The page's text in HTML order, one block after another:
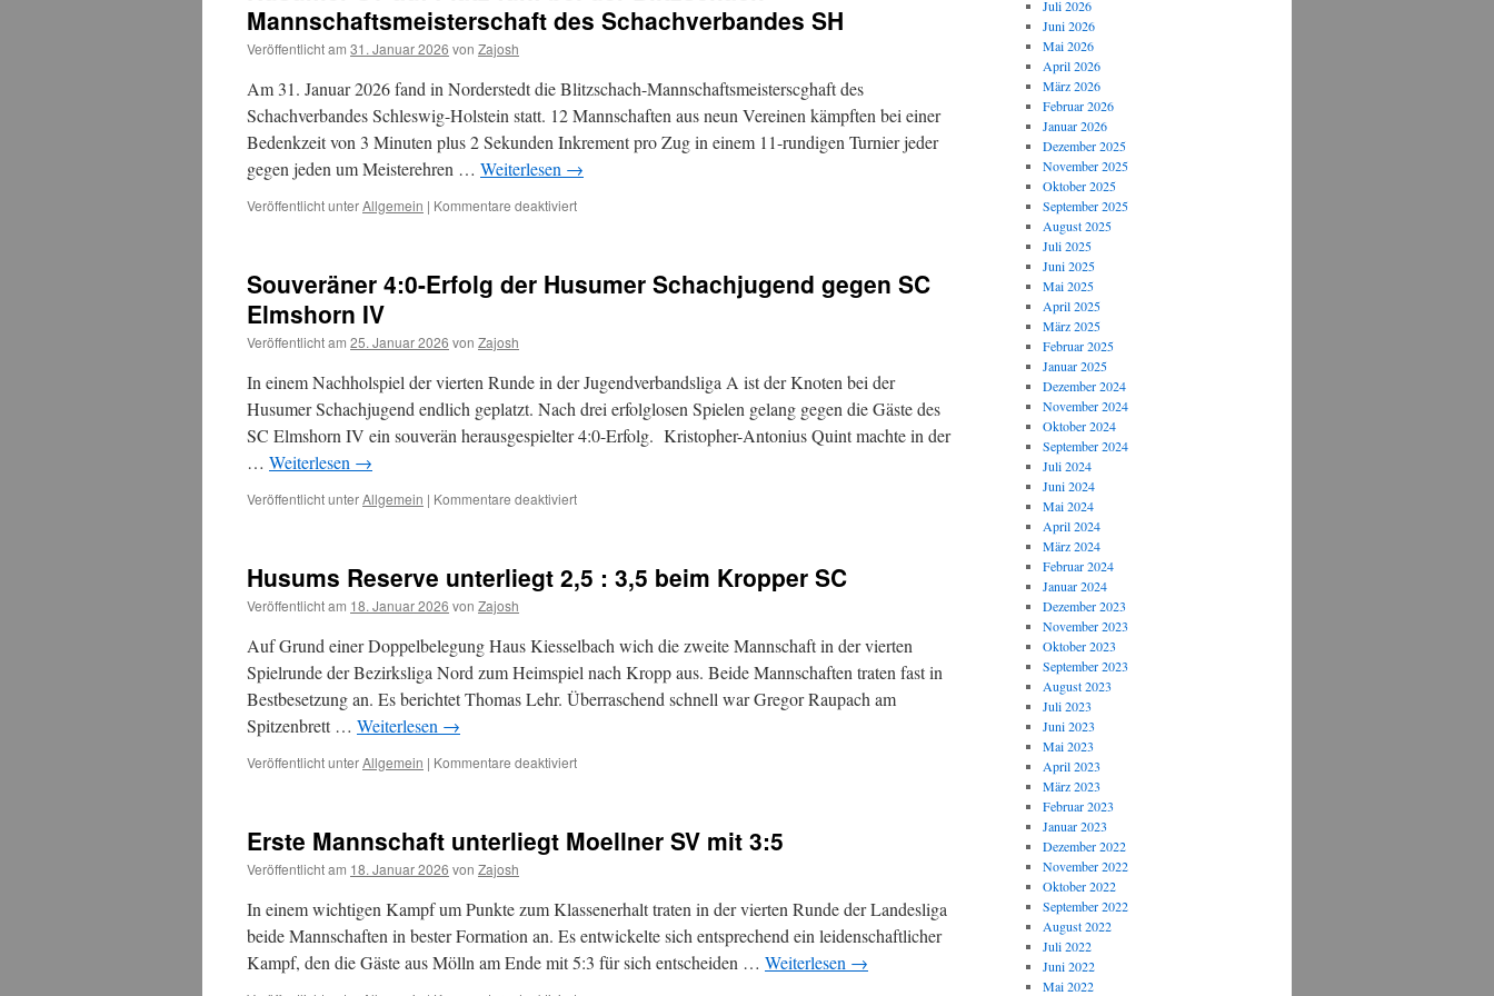
Mannschaftsmeisterschaft des Schachverbandes SH
Veröffentlicht am 31. Januar 2026 von Zajosh
Am 31. Januar 2026 fand in Norderstedt die Blitzschach-Mannschaftsmeisterscghaft des
Schachverbandes Schleswig-Holstein statt. 12 Mannschaften aus neun Vereinen kämpften bei einer
Bedenkzeit von 3 Minuten plus 2 Sekunden Inkrement pro Zug in einem 11-rundigen Turnier jeder
gegen jeden um Meisterehren … Weiterlesen →
Veröffentlicht unterAllgemein | Kommentare deaktiviertfür
Platz
Mannschaftsmeisterschaft
des
Schachverbandes
SH
Souveräner 4:0-Erfolg der Husumer Schachjugend gegen SC
Elmshorn IV
Veröffentlicht am 25. Januar 2026 von Zajosh
In einem Nachholspiel der vierten Runde in der Jugendverbandsliga A ist der Knoten bei der
Husumer Schachjugend endlich geplatzt. Nach drei erfolglosen Spielen gelang gegen die Gäste des
SC Elmshorn IV ein souverän herausgespielter 4:0-Erfolg. Kristopher-Antonius Quint machte in der
… Weiterlesen →
Veröffentlicht unterAllgemein | Kommentare deaktiviertfür
der
Husumer
gegen
SC
Elmshorn
IV
Husums Reserve unterliegt 2,5 : 3,5 beim Kropper SC
Veröffentlicht am 18. Januar 2026 von Zajosh
Auf Grund einer Doppelbelegung Haus Kiesselbach wich die zweite Mannschaft in der vierten
Spielrunde der Bezirksliga Nord zum Heimspiel nach Kropp aus. Beide Mannschaften traten fast in
Bestbesetzung an. Es berichtet Thomas Lehr. Überraschend schnell war Gregor Raupach am
Spitzenbrett … Weiterlesen →
Veröffentlicht unterAllgemein | Kommentare deaktiviertfür
2,5
Kropper
SC
Erste Mannschaft unterliegt Moellner SV mit 3:5
Veröffentlicht am 18. Januar 2026 von Zajosh
In einem wichtigen Kampf um Punkte zum Klassenerhalt traten in der vierten Runde der Landesliga
beide Mannschaften in bester Formation an. Es entwickelte sich entsprechend ein leidenschaftlicher
Kampf, den die Gäste aus Mölln am Ende mit 5:3 für sich entscheiden … Weiterlesen →
Juli 2026
Juni 2026
Mai 2026
April 2026
März 2026
Februar 2026
Januar 2026
Dezember 2025
November 2025
Oktober 2025
September 2025
August 2025
Juli 2025
Juni 2025
Mai 2025
April 2025
März 2025
Februar 2025
Januar 2025
Dezember 2024
November 2024
Oktober 2024
September 2024
Juli 2024
Juni 2024
Mai 2024
April 2024
März 2024
Februar 2024
Januar 2024
Dezember 2023
November 2023
Oktober 2023
September 2023
August 2023
Juli 2023
Juni 2023
Mai 2023
April 2023
März 2023
Februar 2023
Januar 2023
Dezember 2022
November 2022
Oktober 2022
September 2022
August 2022
Juli 2022
Juni 2022
Mai 2022